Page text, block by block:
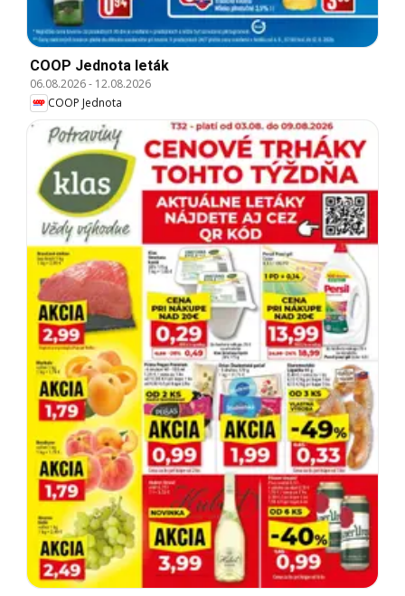
COOP Jednota leták
06.08.2026- 12.08.2026
COOP Jednota